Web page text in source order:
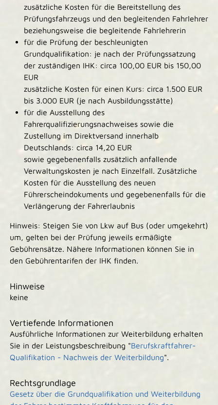
zusätzliche Kosten für die Bereitstellung des
Prüfungsfahrzeugs und den begleitenden Fahrlehrer
beziehungsweise die begleitende Fahrlehrerin
für die Prüfung der beschleunigten
Grundqualifikation: je nach der Prüfungssatzung
der zuständigen IHK: circa 100,00 EUR bis 150,00
EUR
zusätzliche Kosten für einen Kurs: circa 1.500 EUR
bis 3.000 EUR (je nach Ausbildungsstätte)
für die Ausstellung des
Fahrerqualifizierungsnachweises sowie die
Zustellung im Direktversand innerhalb
Deutschlands: circa 14,20 EUR
sowie gegebenenfalls zusätzlich anfallende
Verwaltungskosten je nach Einzelfall. Zusätzliche
Kosten für die Ausstellung des neuen
Führerscheindokuments und gegebenenfalls für die
Verlängerung der Fahrerlaubnis
Hinweis: Steigen Sie von Lkw auf Bus (oder umgekehrt)
um, gelten bei der Prüfung jeweils ermäßigte
Gebührensätze. Nähere Informationen können Sie in
den Gebührentarifen der IHK finden.
Hinweise
keine
Vertiefende Informationen
Ausführliche Informationen zur Weiterbildung erhalten
Sie in der Leistungsbeschreibung "Berufskraftfahrer-
Qualifikation - Nachweis der Weiterbildung".
Rechtsgrundlage
Gesetz über die Grundqualifikation und Weiterbildung